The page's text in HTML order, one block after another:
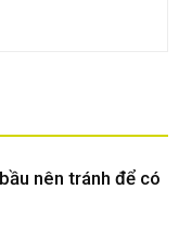
nên tránh để có